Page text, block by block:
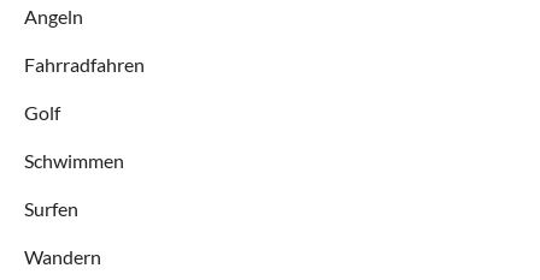
Angeln
Fahrradfahren
Golf
Schwimmen
Surfen
Wandern